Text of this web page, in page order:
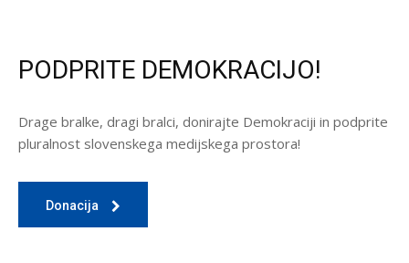
PODPRITE DEMOKRACIJO!
Drage bralke, dragi bralci, donirajte Demokraciji in podprite
pluralnost slovenskega medijskega prostora!
Donacija